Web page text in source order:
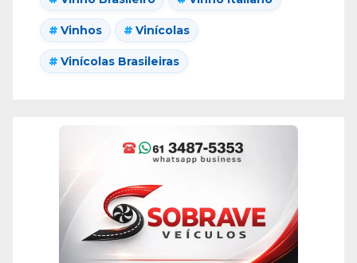
Vinhos Vinícolas
Vinícolas Brasileiras